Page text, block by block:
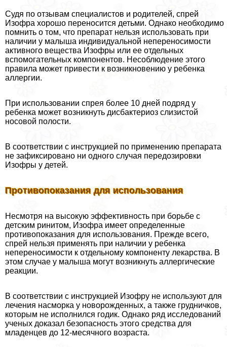
Судя по отзывам специалистов и родителей, спрей
Изофра хорошо переносится детьми. Однако необходимо
помнить о том, что препарат нельзя использовать при
наличии у малыша индивидуальной непереносимости
активного вещества Изофры или ее отдельных
вспомогательных компонентов. Несоблюдение этого
правила может привести к возникновению у ребенка
аллергии.
При использовании спрея более 10 дней подряд у
ребенка может возникнуть дисбактериоз слизистой
носовой полости.
В соответствии с инструкцией по применению препарата
не зафиксировано ни одного случая передозировки
Изофры у детей.
Противопоказания для использования
Несмотря на высокую эффективность при борьбе с
детским ринитом, Изофра имеет определенные
противопоказания для использования. Прежде всего,
спрей нельзя применять при наличии у ребенка
непереносимости к отдельному компоненту лекарства. В
этом случае у малыша могут возникнуть аллергические
реакции.
В соответствии с инструкцией Изофру не используют для
лечения насморка у новорожденных, а также грудничков,
которым не исполнился годик. Однако ряд исследований
ученых доказал безопасность этого средства для
младенцев до 12-мecячного возраста.